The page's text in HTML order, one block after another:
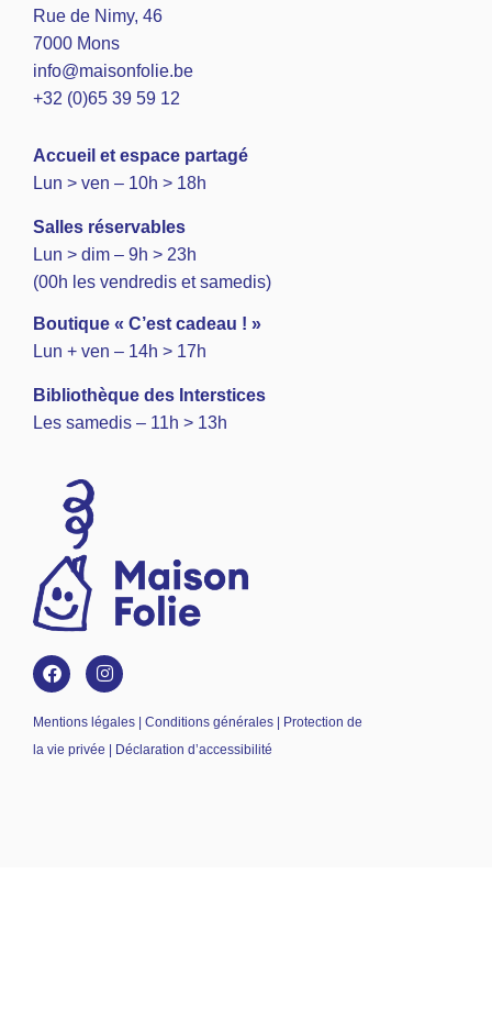
Rue de Nimy, 46
7000 Mons
info@maisonfolie.be
+32 (0)65 39 59 12
Accueil et espace partagé
Lun > ven – 10h > 18h
Salles réservables
Lun > dim – 9h > 23h
(00h les vendredis et samedis)
Boutique « C’est cadeau ! »
Lun + ven – 14h > 17h
Bibliothèque des Interstices
Les samedis – 11h > 13h
Mentions légales | Conditions générales | Protection de
la vie privée | Déclaration d’accessibilité